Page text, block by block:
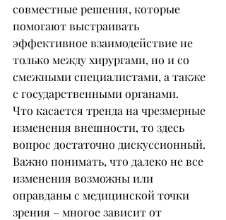
совместные решения, которые
помогают выстраивать
эффективное взаимодействие не
только между хирургами, но и со
смежными специалистами, а также
с государственными органами.
Что касается тренда на чрезмерные
изменения внешности, то здесь
вопрос достаточно дискуссионный.
Важно понимать, что далеко не все
изменения возможны или
оправданы с медицинской точки
зрения – многое зависит от